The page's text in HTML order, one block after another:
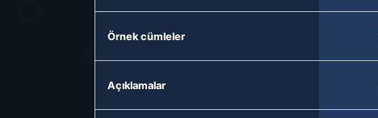
Örnek cümleler
Açıklamalar